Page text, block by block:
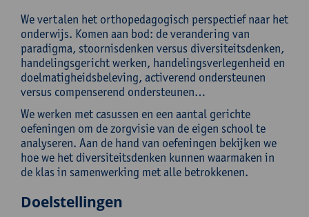
We vertalen het orthopedagogisch perspectief naar het
onderwijs. Komen aan bod: de verandering van
paradigma, stoornisdenken versus diversiteitsdenken,
handelingsgericht werken, handelingsverlegenheid en
doelmatigheidsbeleving, activerend ondersteunen
versus compenserend ondersteunen…
We werken met casussen en een aantal gerichte
oefeningen om de zorgvisie van de eigen school te
analyseren. Aan de hand van oefeningen bekijken we
hoe we het diversiteitsdenken kunnen waarmaken in
de klas in samenwerking met alle betrokkenen.
Doelstellingen